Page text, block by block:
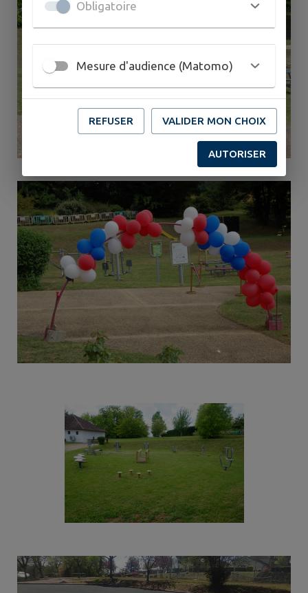
Obligatoire
Mesure d'audience (Matomo)
REFUSER VALIDER MON CHOIX
AUTORISER